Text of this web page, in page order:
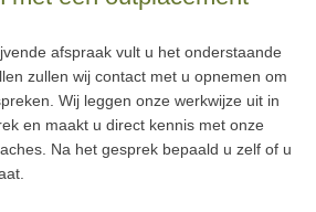
afspraak vult u het onderstaande
zullen wij contact met u opnemen om
Wij leggen onze werkwijze uit in
en maakt u direct kennis met onze
Na het gesprek bepaald u zelf of u